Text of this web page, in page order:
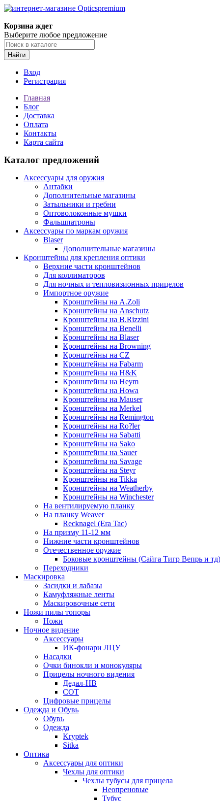
Корзина ждет
Выберите любое предложение
Найти
Вход
Регистрация
Главная
Блог
Доставка
Оплата
Контакты
Карта сайта
Каталог предложений
Аксессуары для оружия
Антабки
Дополнительные магазины
Затыльники и гребни
Оптоволоконные мушки
Фальшпатроны
Аксессуары по маркам оружия
Blaser
Дополнительные магазины
Кронштейны для крепления оптики
Верхние части кронштейнов
Для коллиматоров
Для ночных и тепловизионных прицелов
Импортное оружие
Кронштейны на A.Zoli
Кронштейны на Anschutz
Кронштейны на B.Rizzini
Кронштейны на Benelli
Кронштейны на Blaser
Кронштейны на Browning
Кронштейны на CZ
Кронштейны на Fabarm
Кронштейны на H&K
Кронштейны на Heym
Кронштейны на Howa
Кронштейны на Mauser
Кронштейны на Merkel
Кронштейны на Remington
Кронштейны на Ro?ler
Кронштейны на Sabatti
Кронштейны на Sako
Кронштейны на Sauer
Кронштейны на Savage
Кронштейны на Steyr
Кронштейны на Tikka
Кронштейны на Weatherby
Кронштейны на Winchester
На вентилируемую планку
На планку Weaver
Recknagel (Era Tac)
На призму 11-12 мм
Нижние части кронштейнов
Отечественное оружие
Боковые кронштейны (Сайга Тигр Вепрь и тд)
Переходники
Маскировка
Засидки и лабазы
Камуфляжные ленты
Маскировочные сети
Ножи пилы топоры
Ножи
Ночное видение
Аксессуары
ИК-фонари ЛЦУ
Насадки
Очки бинокли и монокуляры
Прицелы ночного видения
Дедал-НВ
СОТ
Цифровые прицелы
Одежда и Обувь
Обувь
Одежда
Kryptek
Sitka
Оптика
Аксессуары для оптики
Чехлы для оптики
Чехлы тубусы для прицела
Неопреновые
Тубус